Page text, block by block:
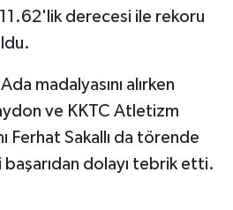
derecesi ile rekoru
madalyasını alırken
ve KKTC Atletizm
Ferhat Sakallı da törende
dolayı tebrik etti.